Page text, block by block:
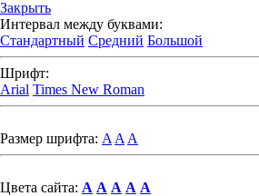
Закрыть
Интервал между буквами:
Стандартный Средний Большой
Шрифт:
Arial Times New Roman
Размер шрифта: A A A
Цвета сайта: A A A A A